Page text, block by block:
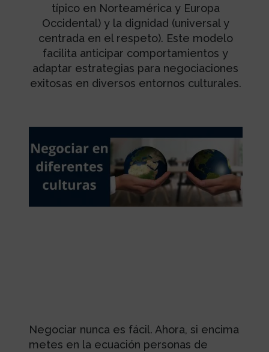
típico en Norteamérica y Europa
Occidental) y la dignidad (universal y
centrada en el respeto). Este modelo
facilita anticipar comportamientos y
adaptar estrategias para negociaciones
exitosas en diversos entornos culturales.
Negociar nunca es fácil. Ahora, si encima
metes en la ecuación personas de